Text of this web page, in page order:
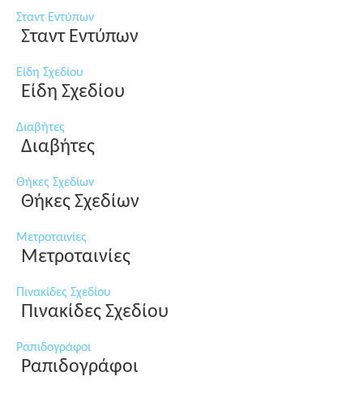
Σταντ Εντύπων
Σταντ Εντύπων
Είδη Σχεδίου
Είδη Σχεδίου
Διαβήτες
Διαβήτες
Θήκες Σχεδίων
Θήκες Σχεδίων
Μετροταινίες
Μετροταινίες
Πινακίδες Σχεδίου
Πινακίδες Σχεδίου
Ραπιδογράφοι
Ραπιδογράφοι